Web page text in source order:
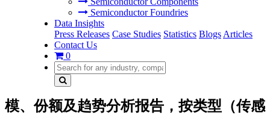
Semiconductor Foundries
Data Insights
Press Releases Case Studies Statistics Blogs Articles
Contact Us
0
模、份额及趋势分析报告，按类型（传感